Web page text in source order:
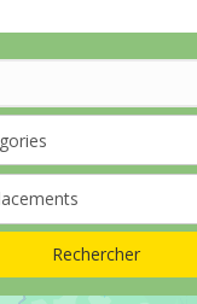
Rechercher